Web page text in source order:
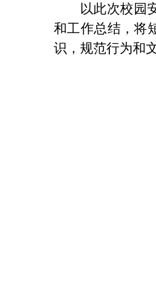
以此次校园
和工作总结，将
识，规范行为和